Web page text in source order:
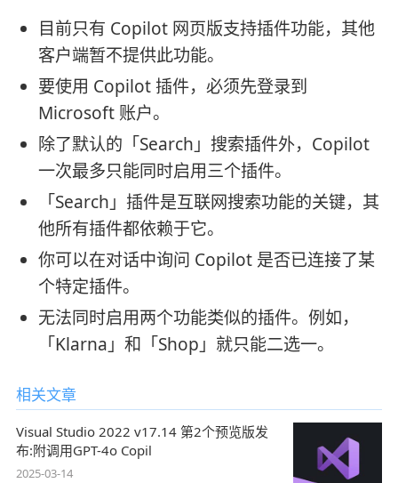
目前只有 Copilot 网页版支持插件功能，其他
客户端暂不提供此功能。
要使用 Copilot 插件，必须先登录到
Microsoft 账户。
除了默认的「Search」搜索插件外，Copilot
一次最多只能同时启用三个插件。
「Search」插件是互联网搜索功能的关键，其
他所有插件都依赖于它。
你可以在对话中询问 Copilot 是否已连接了某
个特定插件。
无法同时启用两个功能类似的插件。例如，
「Klarna」和「Shop」就只能二选一。
相关文章
Visual Studio 2022 v17.14 第2个预览版发
布:附调用GPT-4o Copil
2025-03-14